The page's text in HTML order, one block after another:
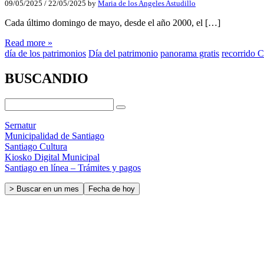
09/05/2025 / 22/05/2025 by Maria de los Angeles Astudillo
Cada último domingo de mayo, desde el año 2000, el […]
Read more »
día de los patrimonios Día del patrimonio panorama gratis recorrido
BUSCANDIO
Sernatur
Municipalidad de Santiago
Santiago Cultura
Kiosko Digital Municipal
Santiago en línea – Trámites y pagos
> Buscar en un mes Fecha de hoy